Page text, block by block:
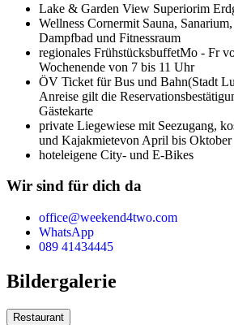
Lake & Garden View Superiorim
Wellness Cornermit Sauna,
Dampfbad und Fitnessraum
regionales FrühstücksbuffetMo - Fr
Wochenende von 7 bis 11 Uhr
ÖV Ticket für Bus und Bahn(Stadt
Anreise gilt die
Gästekarte
private Liegewiese mit Seezugang,
und Kajakmietevon April bis Oktober
hoteleigene City- und E-Bikes
Wir sind für dich da
office@weekend4two.com
WhatsApp
089 41434445
Bildergalerie
Restaurant